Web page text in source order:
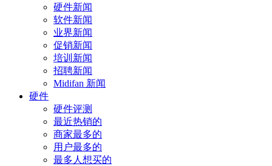
硬件新闻
软件新闻
业界新闻
促销新闻
培训新闻
招聘新闻
Midifan 新闻
硬件
硬件评测
最近热销的
商家最多的
用户最多的
最多人想买的